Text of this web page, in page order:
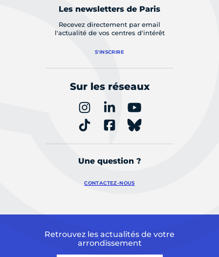
Les newsletters de Paris
Recevez directement par email
l'actualité de vos centres d'intérêt
S'INSCRIRE
Sur les réseaux
Une question ?
CONTACTEZ-NOUS
Retrouvez les actualités de votre
arrondissement